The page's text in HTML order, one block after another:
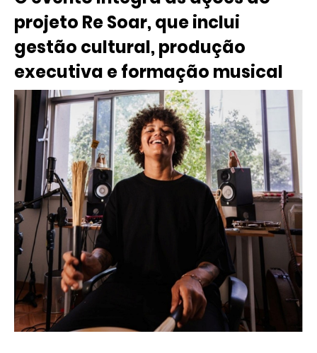
projeto Re Soar, que inclui
gestão cultural, produção
executiva e formação musical